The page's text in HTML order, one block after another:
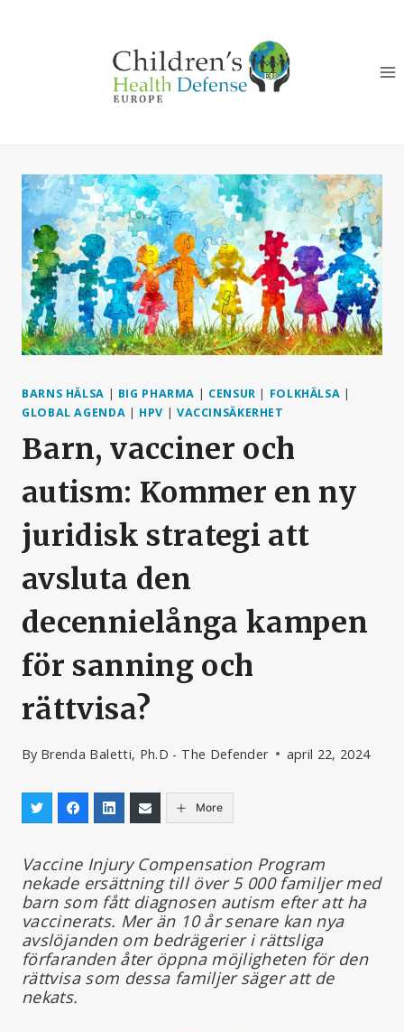
BARNS HÄLSA | BIG PHARMA | CENSUR | FOLKHÄLSA |
GLOBAL AGENDA | HPV | VACCINSÄKERHET
Barn, vacciner och
autism: Kommer en ny
juridisk strategi att
avsluta den
decennielånga kampen
för sanning och
rättvisa?
By Brenda Baletti, Ph.D - The Defender april 22, 2024
More
Vaccine Injury Compensation Program
nekade ersättning till över 5 000 familjer med
barn som fått diagnosen autism efter att ha
vaccinerats. Mer än 10 år senare kan nya
avslöjanden om bedrägerier i rättsliga
förfaranden åter öppna möjligheten för den
rättvisa som dessa familjer säger att de
nekats.